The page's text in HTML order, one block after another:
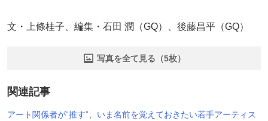
文・上條桂子、編集・石田 潤（GQ）、後藤昌平（GQ）
写真を全て見る（5枚）
関連記事
アート関係者が“推す”、いま名前を覚えておきたい若手アーティス